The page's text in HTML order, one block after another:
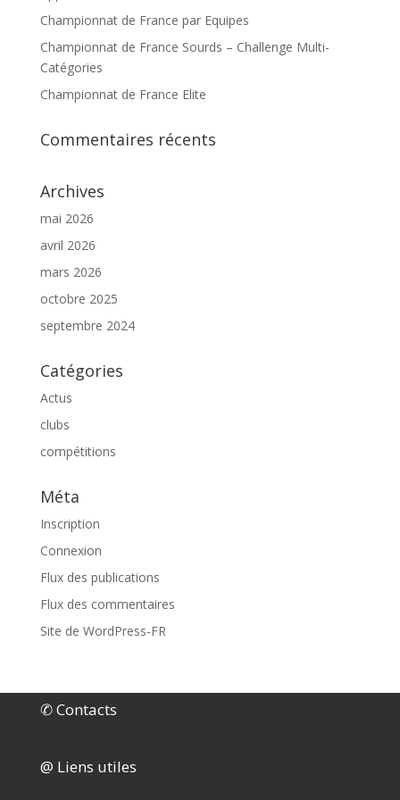
Championnat de France par Equipes
Championnat de France Sourds – Challenge Multi-
Catégories
Championnat de France Elite
Commentaires récents
Archives
mai 2026
avril 2026
mars 2026
octobre 2025
septembre 2024
Catégories
Actus
clubs
compétitions
Méta
Inscription
Connexion
Flux des publications
Flux des commentaires
Site de WordPress-FR
✆ Contacts
@ Liens utiles